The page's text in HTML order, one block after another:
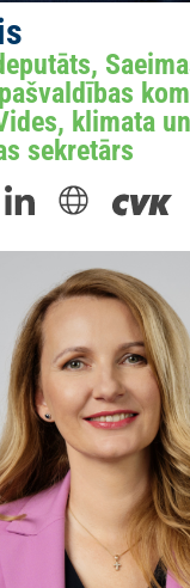
klimata
sekretārs